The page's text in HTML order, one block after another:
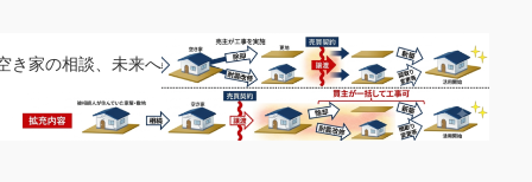
き家の相談、未来へ